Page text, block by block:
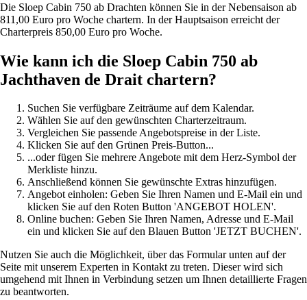
Die Sloep Cabin 750 ab Drachten können Sie in der Nebensaison ab
811,00 Euro pro Woche chartern. In der Hauptsaison erreicht der
Charterpreis 850,00 Euro pro Woche.
Wie kann ich die Sloep Cabin 750 ab
Jachthaven de Drait chartern?
Suchen Sie verfügbare Zeiträume auf dem Kalendar.
Wählen Sie auf den gewünschten Charterzeitraum.
Vergleichen Sie passende Angebotspreise in der Liste.
Klicken Sie auf den Grünen Preis-Button...
...oder fügen Sie mehrere Angebote mit dem Herz-Symbol der
Merkliste hinzu.
Anschließend können Sie gewünschte Extras hinzufügen.
Angebot einholen: Geben Sie Ihren Namen und E-Mail ein und
klicken Sie auf den Roten Button 'ANGEBOT HOLEN'.
Online buchen: Geben Sie Ihren Namen, Adresse und E-Mail
ein und klicken Sie auf den Blauen Button 'JETZT BUCHEN'.
Nutzen Sie auch die Möglichkeit, über das Formular unten auf der
Seite mit unserem Experten in Kontakt zu treten. Dieser wird sich
umgehend mit Ihnen in Verbindung setzen um Ihnen detaillierte Fragen
zu beantworten.